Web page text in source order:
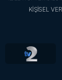
KİŞİSEL